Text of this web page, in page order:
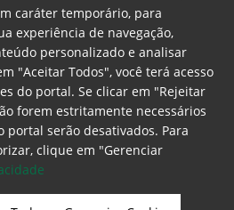
Público do Estado do Ceará
Geral de Justiça Av. Gen. Afonso
Lima, 130 - Cambeba - CEP:
325 - Fortaleza, Ceará. Brasil
caráter temporário, para
experiência de navegação,
personalizado e analisar
"Aceitar Todos", você terá acesso
do portal. Se clicar em "Rejeitar
forem estritamente necessários
serão desativados. Para
clique em "Gerenciar